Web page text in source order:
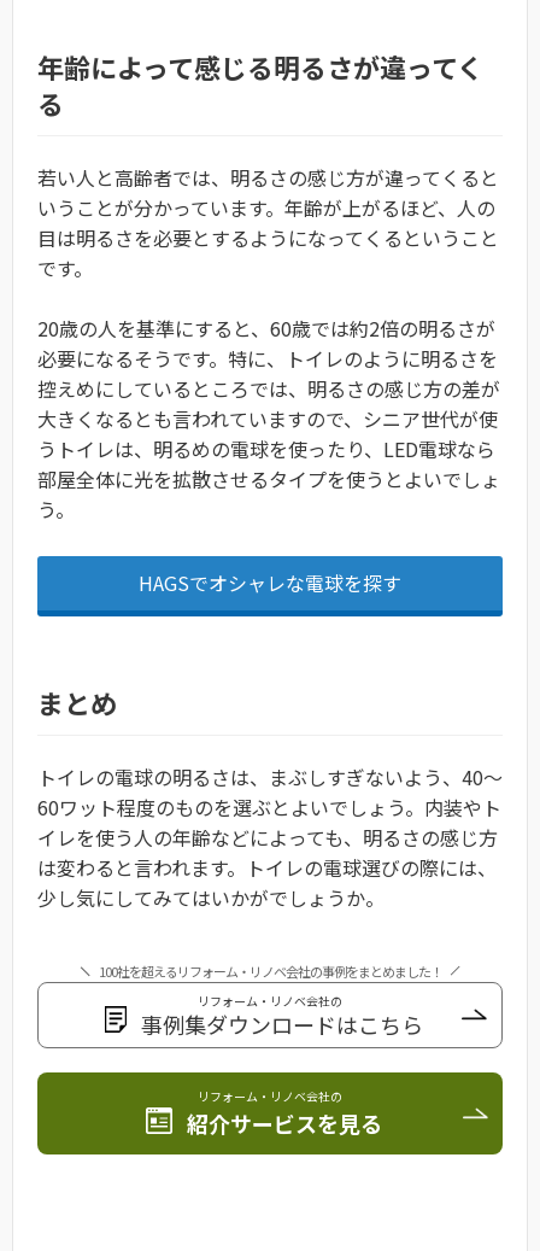
年齢によって感じる明るさが違ってく
る
若い人と高齢者では、明るさの感じ方が違ってくると
いうことが分かっています。年齢が上がるほど、人の
目は明るさを必要とするようになってくるということ
です。
20歳の人を基準にすると、60歳では約2倍の明るさが
必要になるそうです。特に、トイレのように明るさを
控えめにしているところでは、明るさの感じ方の差が
大きくなるとも言われていますので、シニア世代が使
うトイレは、明るめの電球を使ったり、LED電球なら
部屋全体に光を拡散させるタイプを使うとよいでしょ
う。
HAGSでオシャレな電球を探す
まとめ
トイレの電球の明るさは、まぶしすぎないよう、40～
60ワット程度のものを選ぶとよいでしょう。内装やト
イレを使う人の年齢などによっても、明るさの感じ方
は変わると言われます。トイレの電球選びの際には、
少し気にしてみてはいかがでしょうか。
100社を超えるリフォーム・リノベ会社の事例をまとめました！
リフォーム・リノベ会社の
事例集ダウンロードはこちら
リフォーム・リノベ会社の
紹介サービスを見る